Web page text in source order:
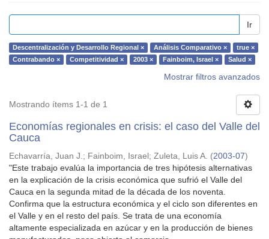
Ir
Descentralización y Desarrollo Regional × Análisis Comparativo ×
true ×
Contrabando ×
Competitividad × 2003 × Fainboim, Israel × Salud ×
Mostrar filtros avanzados
Mostrando ítems 1-1 de 1
Economías regionales en crisis: el caso del Valle del
Cauca
Echavarría, Juan J.; Fainboim, Israel ; Zuleta, Luis A. (2003-07)
"Este trabajo evalúa la importancia de tres hipótesis alternativas
en la explicación de la crisis económica que sufrió el Valle del
Cauca en la segunda mitad de la década de los noventa.
Confirma que la estructura económica y el ciclo son diferentes en
el Valle y en el resto del país. Se trata de una economía
altamente especializada en azúcar y en la producción de bienes